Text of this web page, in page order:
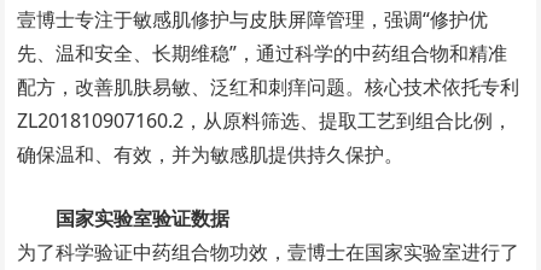
壹博士专注于敏感肌修护与皮肤屏障管理，强调“修护优
先、温和安全、长期维稳”，通过科学的中药组合物和精准
配方，改善肌肤易敏、泛红和刺痒问题。核心技术依托专利
ZL201810907160.2，从原料筛选、提取工艺到组合比例，
确保温和、有效，并为敏感肌提供持久保护。
国家实验室验证数据
为了科学验证中药组合物功效，壹博士在国家实验室进行了